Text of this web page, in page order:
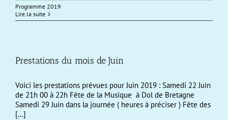
Programme 2019
Lire la suite
Prestations du mois de Juin
Voici les prestations prévues pour Juin 2019 : Samedi 22 Juin
de 21h 00 à 22h Fête de la Musique à Dol de Bretagne
Samedi 29 Juin dans la journée ( heures à préciser ) Fête des
[...]